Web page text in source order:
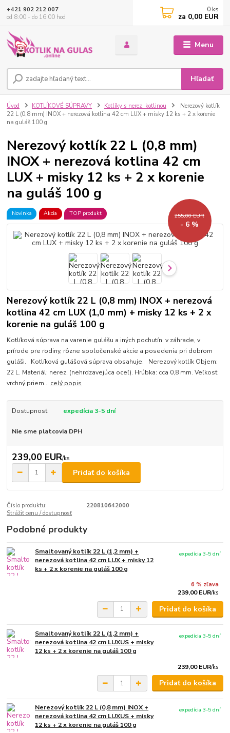
Menu
Hľadať
+421 902 212 007
od 8:00 - do 16:00 hod
0 ks
za 0,00 EUR
Úvod KOTLÍKOVÉ SÚPRAVY Kotlíky s nerez. kotlinou
Nerezový kotlík
22 L (0,8 mm) INOX + nerezová kotlina 42 cm LUX + misky 12 ks + 2 x korenie
na guláš 100 g
Nerezový kotlík 22 L (0,8 mm)
INOX + nerezová kotlina 42 cm
LUX + misky 12 ks + 2 x korenie
na guláš 100 g
Novinka Akcia TOP produkt 255,00 EUR
- 6 %
Nerezový kotlík 22 L (0,8 mm) INOX + nerezová
kotlina 42 cm LUX (1,0 mm) + misky 12 ks + 2 x
korenie na guláš 100 g
Kotlíková súprava na varenie gulášu a iných pochutín v záhrade, v
prírode pre rodiny, rôzne spoločenské akcie a posedenia pri dobrom
guláši. Kotlíková gulášová súprava obsahuje: Nerezový kotlík Objem:
22 L. Materiál: nerez, (nehrdzavejúca oceľ). Hrúbka: cca 0,8 mm. Veľkosť:
vrchný priem... celý popis
Dostupnosť expedícia 3-5 dní
Nie sme platcovia DPH
239,00 EUR/ks
Pridať do košíka
Číslo produktu:
220810642000
Strážiť cenu / dostupnosť
Podobné produkty
Smaltovaný kotlík 22 L (1,2 mm) +
nerezová kotlina 42 cm LUX + misky 12
ks + 2 x korenie na guláš 100 g
6 % zľava
239,00 EUR/ks
expedícia 3-5 dní
Pridať do košíka
Smaltovaný kotlík 22 L (1,2 mm) +
nerezová kotlina 42 cm LUXUS + misky
12 ks + 2 x korenie na guláš 100 g
239,00 EUR/ks
expedícia 3-5 dní
Pridať do košíka
Nerezový kotlík 22 L (0,8 mm) INOX +
nerezová kotlina 42 cm LUXUS + misky
12 ks + 2 x korenie na guláš 100 g
expedícia 3-5 dní